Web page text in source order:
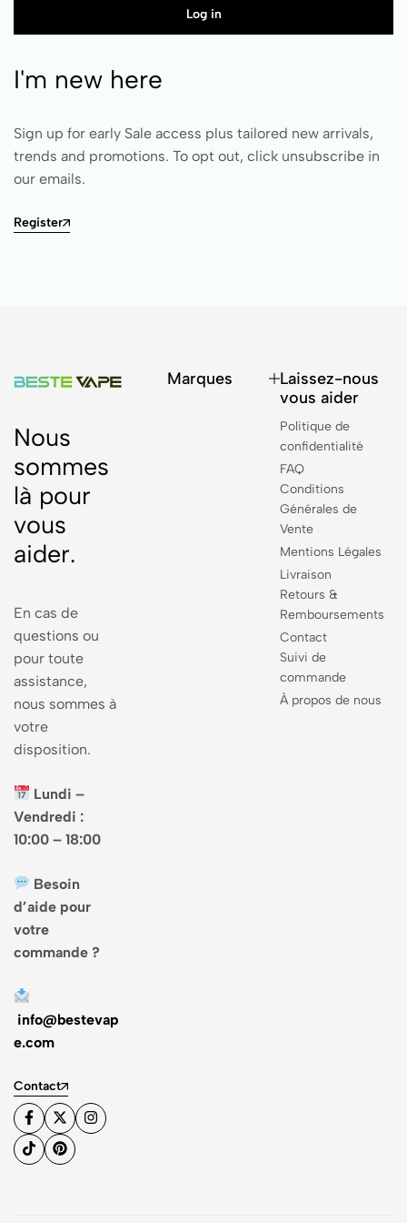
Log in
I'm new here
Sign up for early Sale access plus tailored new arrivals,
trends and promotions. To opt out, click unsubscribe in
our emails.
Register
Nous
sommes
là pour
vous
aider.
En cas de
questions ou
pour toute
assistance,
nous sommes à
votre
disposition.
Lundi –
Vendredi :
10:00 – 18:00
Besoin
d’aide pour
votre
commande ?
info@bestevap
e.com
Contact
Marques
Laissez-nous
vous aider
Politique de
confidentialité
FAQ
Conditions
Générales de
Vente
Mentions Légales
Livraison
Retours &
Remboursements
Contact
Suivi de
commande
À propos de nous